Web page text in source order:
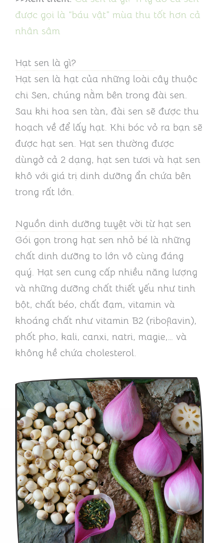
được gọi là “báu vật” mùa thu tốt hơn cả
nhân sâm
Hạt sen là gì?
Hạt sen là hạt của những loài cây thuộc
chi Sen, chúng nằm bên trong đài sen.
Sau khi hoa sen tàn, đài sen sẽ được thu
hoạch về để lấy hạt. Khi bóc vỏ ra bạn sẽ
được hạt sen. Hạt sen thường được
dùngở cả 2 dạng, hạt sen tươi và hạt sen
khô với giá trị dinh dưỡng ẩn chứa bên
trong rất lớn.
Nguồn dinh dưỡng tuyệt vời từ hạt sen
Gói gọn trong hạt sen nhỏ bé là những
chất dinh dưỡng to lớn vô cùng đáng
quý. Hạt sen cung cấp nhiều năng lượng
và những dưỡng chất thiết yếu như tinh
bột, chất béo, chất đạm, vitamin và
khoáng chất như vitamin B2 (riboflavin),
phốt pho, kali, canxi, natri, magie,… và
không hề chứa cholesterol.